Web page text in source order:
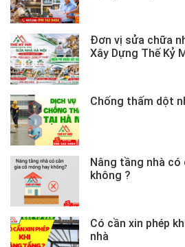
Đơn vị sửa chữa
Xây Dựng Thế Kỷ
Chống thấm dột
Nâng tầng nhà
không ?
Có cần xin phép
nhà